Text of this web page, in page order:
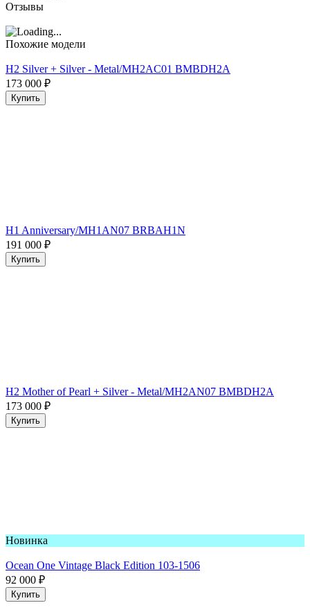
Отзывы
Похожие модели
H2 Silver + Silver - Metal/MH2AC01 BMBDH2A
173 000 ₽
Купить
H1 Anniversary/MH1AN07 BRBAH1N
191 000 ₽
Купить
H2 Mother of Pearl + Silver - Metal/MH2AN07 BMBDH2A
173 000 ₽
Купить
Новинка
Ocean One Vintage Black Edition 103-1506
92 000 ₽
Купить